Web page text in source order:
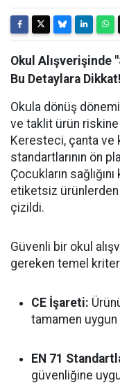
Okul Alışverişinde
Bu Detaylara Dikkat!
Okula dönüş
ve taklit ürün riskine
Keresteci, çanta ve
standartlarının ön
Çocukların
etiketsiz ürünlerden
çizildi.
Güvenli bir okul
gereken temel
CE İşareti:
tamamen
EN 71
güvenliğine